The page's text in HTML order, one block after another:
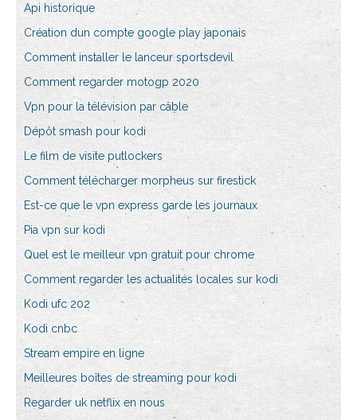
Api historique
Création dun compte google play japonais
Comment installer le lanceur sportsdevil
Comment regarder motogp 2020
Vpn pour la télévision par câble
Dépôt smash pour kodi
Le film de visite putlockers
Comment télécharger morpheus sur firestick
Est-ce que le vpn express garde les journaux
Pia vpn sur kodi
Quel est le meilleur vpn gratuit pour chrome
Comment regarder les actualités locales sur kodi
Kodi ufc 202
Kodi cnbc
Stream empire en ligne
Meilleures boîtes de streaming pour kodi
Regarder uk netflix en nous